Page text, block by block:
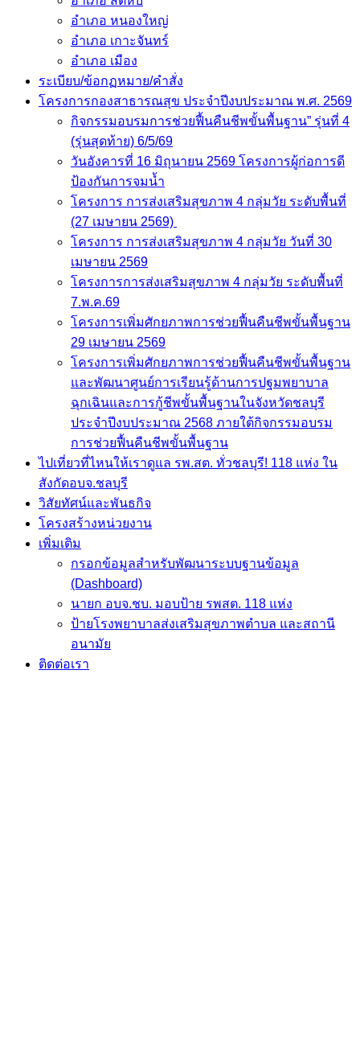
กิจกรรมอบรมการช่วยฟื้นคืนชีพขั้นพื้นฐาน” รุ่นที่ 4
(รุ่นสุดท้าย) 6/5/69
วันอังคารที่ 16 มิถุนายน 2569 โครงการผู้ก่อการดี
ป้องกันการจมน้ำ
โครงการ การส่งเสริมสุขภาพ 4 กลุ่มวัย ระดับพื้นที่
(27 เมษายน 2569)
โครงการ การส่งเสริมสุขภาพ 4 กลุ่มวัย วันที่ 30
เมษายน 2569
โครงการการส่งเสริมสุขภาพ 4 กลุ่มวัย ระดับพื้นที่
7.พ.ค.69
โครงการเพิ่มศักยภาพการช่วยฟื้นคืนชีพขั้นพื้นฐาน
29 เมษายน 2569
โครงการเพิ่มศักยภาพการช่วยฟื้นคืนชีพขั้นพื้นฐาน
และพัฒนาศูนย์การเรียนรู้ด้านการปฐมพยาบาล
ฉุกเฉินและการกู้ชีพขั้นพื้นฐานในจังหวัดชลบุรี ประจ
ปีงบประมาณ 2568 ภายใต้กิจกรรมอบรมการช่วยฟื้น
คืนชีพขั้นพื้นฐาน
ไปเที่ยวที่ไหนให้เราดูแล รพ.สต. ทั่วชลบุรี! 118 แห่ง ใน
สังกัดอบจ.ชลบุรี
วิสัยทัศน์และพันธกิจ
โครงสร้างหน่วยงาน
เพิ่มเติม
กรอกข้อมูลสำหรับพัฒนาระบบฐานข้อมูล
(Dashboard)
นายก อบจ.ชบ. มอบป้าย รพสต. 118 แห่ง
ป้ายโรงพยาบาลส่งเสริมสุขภาพตำบล และสถานี
อนามัย
ติดต่อเรา